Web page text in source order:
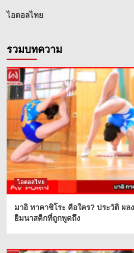
ไอดอลไทย
รวมบทความ
ไอดอลไทย
มาอิ ทาคาชิโระ คือใคร? ประวัติ ผล
ยิมนาสติกที่ถูกพูดถึง